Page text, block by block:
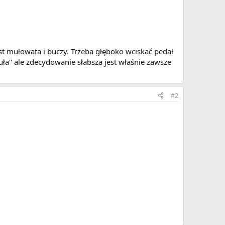
i buczy. Trzeba głęboko wciskać pedał
ale zdecydowanie słabsza jest właśnie zawsze
#2